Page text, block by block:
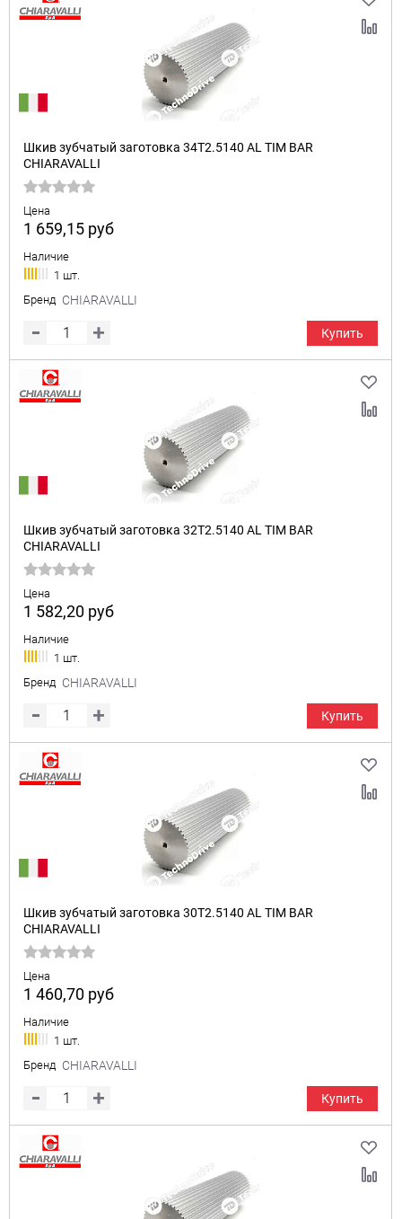
Шкив зубчатый заготовка 34T2.5140 AL TIM BAR
CHIARAVALLI
Цена
1 659,15 руб
Наличие
1 шт.
Бренд CHIARAVALLI
Купить
Шкив зубчатый заготовка 32T2.5140 AL TIM BAR
CHIARAVALLI
Цена
1 582,20 руб
Наличие
1 шт.
Бренд CHIARAVALLI
Купить
Шкив зубчатый заготовка 30T2.5140 AL TIM BAR
CHIARAVALLI
Цена
1 460,70 руб
Наличие
1 шт.
Бренд CHIARAVALLI
Купить